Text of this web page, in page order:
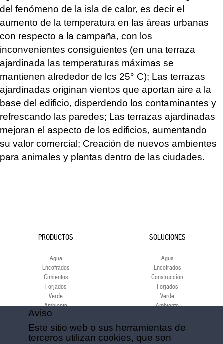
del fenómeno de la isla de calor, es decir el
aumento de la temperatura en las áreas urbanas
con respecto a la campaña, con los
inconvenientes consiguientes (en una terraza
ajardinada las temperaturas máximas se
mantienen alrededor de los 25° C); Las terrazas
ajardinadas originan vientos que aportan aire a la
base del edificio, disperdendo los contaminantes y
refrescando las paredes; Las terrazas ajardinadas
mejoran el aspecto de los edificios, aumentando
su valor comercial; Creación de nuevos ambientes
para animales y plantas dentro de las ciudades.
PRODUCTOS
Agua
Encofrados
Cimientos
Forjados
Verde
Ambiente
Deporte
SOLUCIONES
Agua
Encofrados
Construcción
Forjados
Verde
Ambiente
IMAGEN EMPRESARIAL ECO-COMPATIBILITAD
Aviso
Este sitio web o sus herramientas de
terceros utilizan cookies, que son